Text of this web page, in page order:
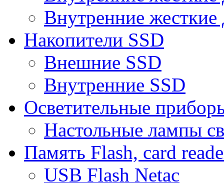
Внутренние
Накопители SSD
Внешние SSD
Внутренние SSD
Осветительные
Настольные лампы
Память Flash, card
USB Flash Netac